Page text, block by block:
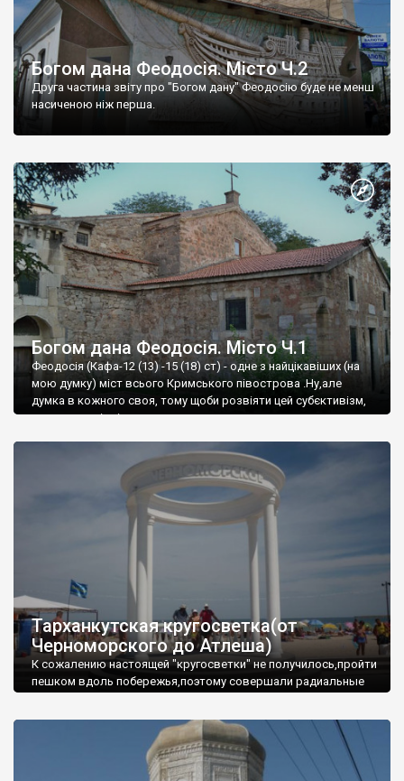
Богом дана Феодосія. Місто Ч.2
Друга частина звіту про "Богом дану" Феодосію буде не менш
насиченою ніж перша.
Богом дана Феодосія. Місто Ч.1
Феодосія (Кафа-12 (13) -15 (18) ст) - одне з найцікавіших (на
мою думку) міст всього Кримського півострова .Ну,але
думка в кожного своя, тому щоби розвіяти цей субєктивізм,
запрошую відвідати це
Тарханкутская кругосветка(от
Черноморского до Атлеша)
К сожалению настоящей "кругосветки" не получилось,пройти
пешком вдоль побережья,поэтому совершали радиальные